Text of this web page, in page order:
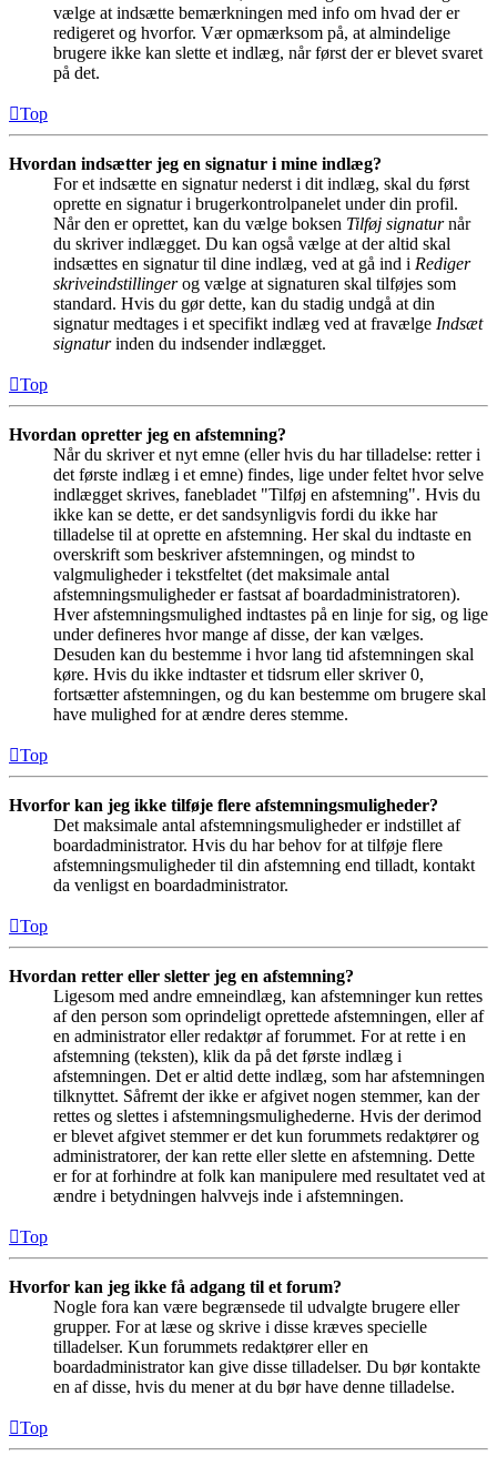
vælge at indsætte bemærkningen med info om hvad der er
redigeret og hvorfor. Vær opmærksom på, at almindelige
brugere ikke kan slette et indlæg, når først der er blevet svaret
på det.
Top
Hvordan indsætter jeg en signatur i mine indlæg?
For et indsætte en signatur nederst i dit indlæg, skal du først
oprette en signatur i brugerkontrolpanelet under din profil.
Når den er oprettet, kan du vælge boksen Tilføj signaturnår
du skriver indlægget. Du kan også vælge at der altid skal
indsættes en signatur til dine indlæg, ved at gå ind i Rediger
skriveindstillingerog vælge at signaturen skal tilføjes som
standard. Hvis du gør dette, kan du stadig undgå at din
signatur medtages i et specifikt indlæg ved at fravælge Indsæt
signaturinden du indsender indlægget.
Top
Hvordan opretter jeg en afstemning?
Når du skriver et nyt emne (eller hvis du har tilladelse: retter i
det første indlæg i et emne) findes, lige under feltet hvor selve
indlægget skrives, fanebladet "Tilføj en afstemning". Hvis du
ikke kan se dette, er det sandsynligvis fordi du ikke har
tilladelse til at oprette en afstemning. Her skal du indtaste en
overskrift som beskriver afstemningen, og mindst to
valgmuligheder i tekstfeltet (det maksimale antal
afstemningsmuligheder er fastsat af boardadministratoren).
Hver afstemningsmulighed indtastes på en linje for sig, og lige
under defineres hvor mange af disse, der kan vælges.
Desuden kan du bestemme i hvor lang tid afstemningen skal
køre. Hvis du ikke indtaster et tidsrum eller skriver 0,
fortsætter afstemningen, og du kan bestemme om brugere skal
have mulighed for at ændre deres stemme.
Top
Hvorfor kan jeg ikke tilføje flere afstemningsmuligheder?
Det maksimale antal afstemningsmuligheder er indstillet af
boardadministrator. Hvis du har behov for at tilføje flere
afstemningsmuligheder til din afstemning end tilladt, kontakt
da venligst en boardadministrator.
Top
Hvordan retter eller sletter jeg en afstemning?
Ligesom med andre emneindlæg, kan afstemninger kun rettes
af den person som oprindeligt oprettede afstemningen, eller af
en administrator eller redaktør af forummet. For at rette i en
afstemning (teksten), klik da på det første indlæg i
afstemningen. Det er altid dette indlæg, som har afstemningen
tilknyttet. Såfremt der ikke er afgivet nogen stemmer, kan der
rettes og slettes i afstemningsmulighederne. Hvis der derimod
er blevet afgivet stemmer er det kun forummets redaktører og
administratorer, der kan rette eller slette en afstemning. Dette
er for at forhindre at folk kan manipulere med resultatet ved at
ændre i betydningen halvvejs inde i afstemningen.
Top
Hvorfor kan jeg ikke få adgang til et forum?
Nogle fora kan være begrænsede til udvalgte brugere eller
grupper. For at læse og skrive i disse kræves specielle
tilladelser. Kun forummets redaktører eller en
boardadministrator kan give disse tilladelser. Du bør kontakte
en af disse, hvis du mener at du bør have denne tilladelse.
Top